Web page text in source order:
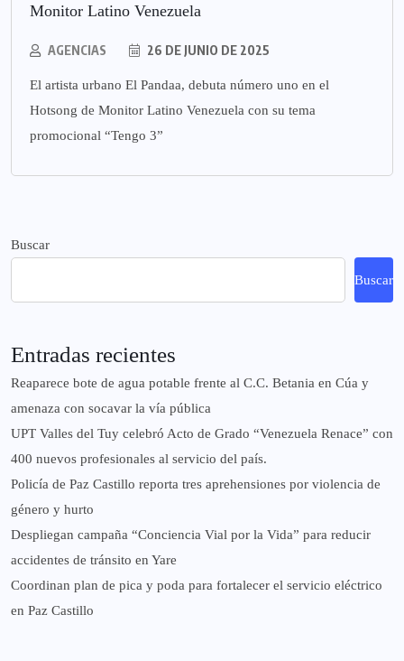
Monitor Latino Venezuela
AGENCIAS 26 DE JUNIO DE 2025
El artista urbano El Pandaa, debuta número uno en el
Hotsong de Monitor Latino Venezuela con su tema
promocional “Tengo 3”
Buscar
Buscar
Entradas recientes
Reaparece bote de agua potable frente al C.C. Betania en Cúa y
amenaza con socavar la vía pública
UPT Valles del Tuy celebró Acto de Grado “Venezuela Renace” con
400 nuevos profesionales al servicio del país.
‎Policía de Paz Castillo reporta tres aprehensiones por violencia de
género y hurto
‎Despliegan campaña “Conciencia Vial por la Vida” para reducir
accidentes de tránsito en Yare
Coordinan plan de pica y poda para fortalecer el servicio eléctrico
en Paz Castillo